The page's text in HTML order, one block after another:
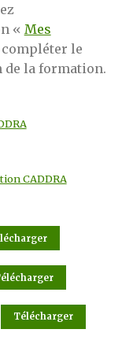
« Mes
le
de la formation.
CADDRA
Télécharger